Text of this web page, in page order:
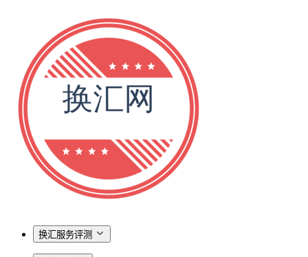
换汇服务评测